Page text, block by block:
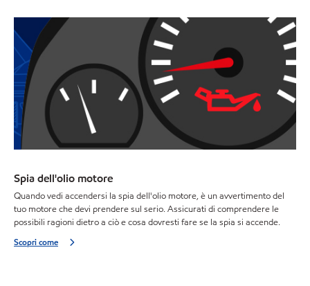
Spia dell'olio motore
Quando vedi accendersi la spia dell'olio motore, è un avvertimento del
tuo motore che devi prendere sul serio. Assicurati di comprendere le
possibili ragioni dietro a ciò e cosa dovresti fare se la spia si accende.
Scopri come